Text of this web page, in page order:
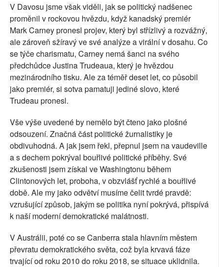
V Davosu jsme však viděli, jak se politický nadšenec
proměnil v rockovou hvězdu, když kanadský premiér
Mark Carney pronesl projev, který byl střízlivý a rozvážný,
ale zároveň sžíravý ve své analýze a virální v dosahu. Co
se týče charismatu, Carney nemá šanci na svého
předchůdce Justina Trudeaua, který je hvězdou
mezinárodního tisku. Ale za téměř deset let, co působil
jako premiér, si sotva pamatuji jediné slovo, které
Trudeau pronesl.
Vše výše uvedené by nemělo být čteno jako plošné
odsouzení. Značná část politické žurnalistiky je
obdivuhodná. A jak jsem řekl, přepnul jsem na vaudeville
a s dechem pokrýval bouřlivé politické příběhy. Své
zkušenosti jsem získal ve Washingtonu během
Clintonových let, proboha, v obzvlášť rychlé a bouřlivé
době. Ale my jako odvětví musíme čelit tvrdé pravdě:
vzrušující způsob, jakým se politika nyní pokrývá, přispívá
k naší moderní demokratické malátnosti.
V Austrálii, poté co se Canberra stala hlavním městem
převratu demokratického světa, což byla krvavá fáze
trvající od roku 2010 do roku 2018, se situace uklidnila.